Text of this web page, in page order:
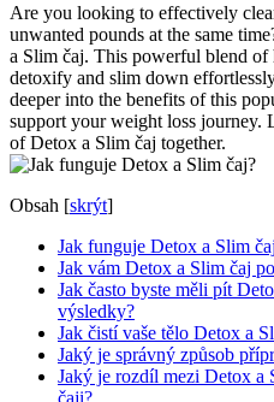
Are you looking to effectively
unwanted pounds at the same
a Slim čaj. This powerful blend of
detoxify and slim down
deeper into the benefits of this
support your weight loss journey.
of Detox a Slim čaj together.
Obsah [skrýt]
Jak funguje Detox a Slim
Jak vám Detox a Slim čaj
Jak často byste měli pít
výsledky?
Jak čistí vaše tělo Detox a
Jaký je správný způsob
Jaký je rozdíl mezi Detox a
čaji?